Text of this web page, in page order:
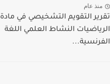
منذ عام
تقرير التقويم التشخيصي في مادة
الرياضيات النشاط العلمي اللغة
الفرنسية...